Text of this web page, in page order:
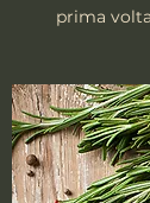
prima